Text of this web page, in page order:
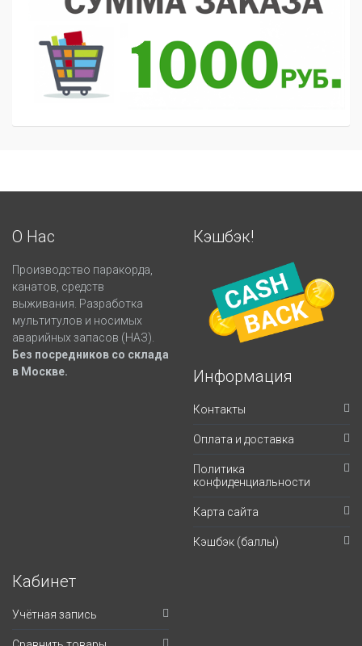
О Нас
Производство паракорда,
канатов, средств
выживания. Разработка
мультитулов и носимых
аварийных запасов (НАЗ).
Без посредников со склада
в Москве.
Кэшбэк!
Информация
Контакты
Оплата и доставка
Политика
конфиденциальности
Карта сайта
Кэшбэк (баллы)
Кабинет
Учётная запись